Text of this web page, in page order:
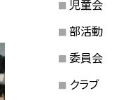
児童会
部活動
委員会
クラブ